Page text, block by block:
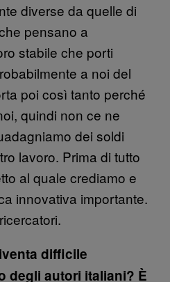
diverse da quelle di
pensano a
stabile che porti
a noi del
poi così tanto perché
quindi non ce ne
dei soldi
lavoro. Prima di tutto
al quale crediamo e
innovativa importante.
difficile
degli autori italiani? È